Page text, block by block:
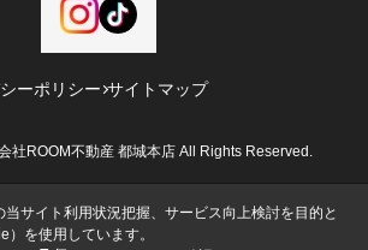
ーポリシー サイトマップ
社ROOM不動産 都城本店 All Rights Reserved.
サイト利用状況把握、サービス向上検討を目的と
を使用しています。